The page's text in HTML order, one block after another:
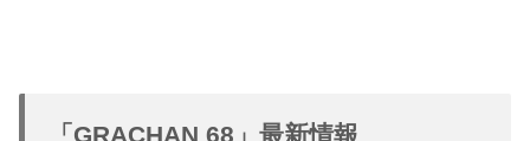
「GRACHAN 68」最新情報